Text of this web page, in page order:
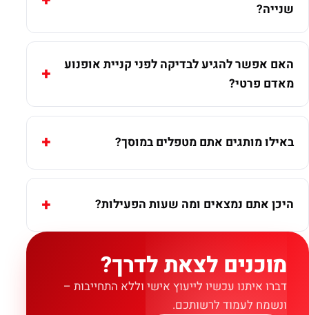
שנייה?
האם אפשר להגיע לבדיקה לפני קניית אופנוע
מאדם פרטי?
באילו מותגים אתם מטפלים במוסך?
היכן אתם נמצאים ומה שעות הפעילות?
מוכנים לצאת לדרך?
דברו איתנו עכשיו לייעוץ אישי וללא התחייבות –
ונשמח לעמוד לרשותכם.